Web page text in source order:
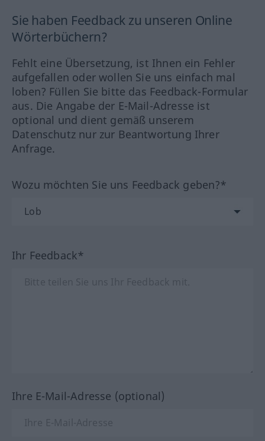
Sie haben Feedback zu unseren Online
Wörterbüchern?
Fehlt eine Übersetzung, ist Ihnen ein Fehler
aufgefallen oder wollen Sie uns einfach mal
loben? Füllen Sie bitte das Feedback-Formular
aus. Die Angabe der E-Mail-Adresse ist
optional und dient gemäß unserem
Datenschutz nur zur Beantwortung Ihrer
Anfrage.
Wozu möchten Sie uns Feedback geben?*
Ihr Feedback*
Ihre E-Mail-Adresse (optional)